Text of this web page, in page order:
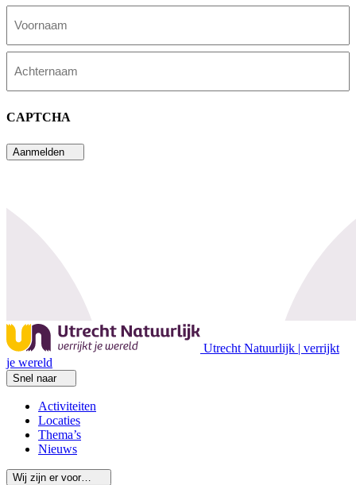
Voornaam
CAPTCHA
Aanmelden
Utrecht Natuurlijk | verrijkt
je wereld
Snel naar
Activiteiten
Locaties
Thema’s
Nieuws
Wij zijn er voor…